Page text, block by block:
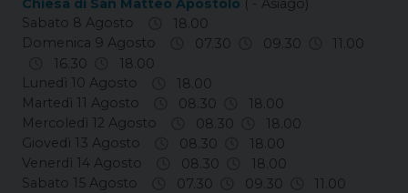
Chiesa di San Matteo Apostolo ( - Asiago)
Sabato 8 Agosto
18.00
Domenica 9 Agosto
07.30 09.30
11.00
16.30
18.00
Lunedì 10 Agosto
18.00
Martedì 11 Agosto
08.30
18.00
Mercoledì 12 Agosto
08.30
18.00
Giovedì 13 Agosto
08.30
18.00
Venerdì 14 Agosto
08.30
18.00
Sabato 15 Agosto
07.30 09.30
11.00